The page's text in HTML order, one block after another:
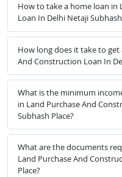
How to take a home loan in
Loan In Delhi Netaji
How long does it take to
And Construction Loan In
What is the minimum
in Land Purchase And
Subhash Place?
What are the documents
Land Purchase And
Place?